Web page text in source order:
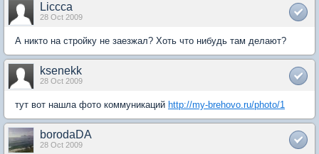
Liccca
28 Oct 2009
А никто на стройку не заезжал? Хоть что нибудь там делают?
ksenekk
28 Oct 2009
тут вот нашла фото коммуникаций http://my-brehovo.ru/photo/1
borodaDA
28 Oct 2009